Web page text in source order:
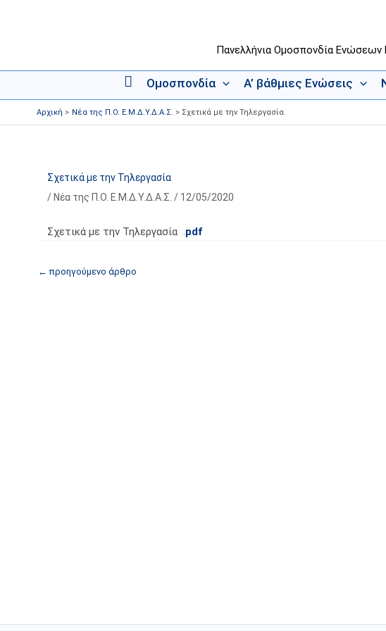
Πανελλήνια Ομοσπονδία
Α
ρ
χ
ή
Ομοσπονδία Α’ βάθμιες Ενώσεις
Αρχική Νέα της Π.Ο. Ε.Μ.Δ.Υ.Δ.Α.Σ. Σχετικά με την Τηλεργασία
Σχετικά με την Τηλεργασία
/ Νέα της Π.Ο. Ε.Μ.Δ.Υ.Δ.Α.Σ. / 12/05/2020
Σχετικά με την Τηλεργασία .pdf
← προηγούμενο άρθρο